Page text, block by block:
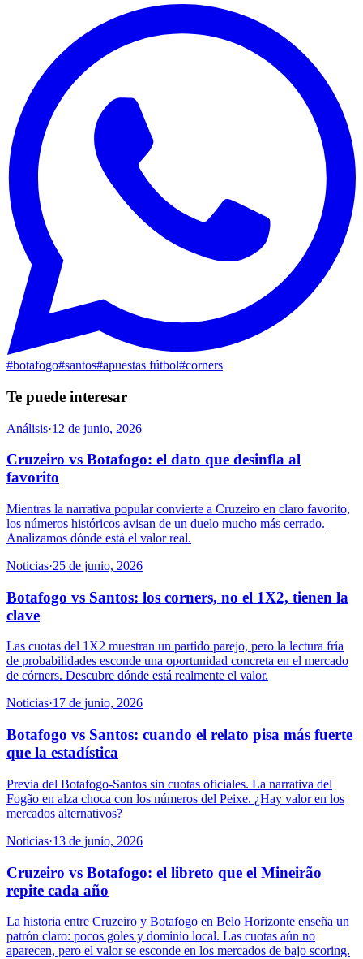
#botafogo#santos#apuestas fútbol#corners
Te puede interesar
Análisis·12 de junio, 2026
Cruzeiro vs Botafogo: el dato que desinfla al
favorito
Mientras la narrativa popular convierte a Cruzeiro en claro favorito,
los números históricos avisan de un duelo mucho más cerrado.
Analizamos dónde está el valor real.
Noticias·25 de junio, 2026
Botafogo vs Santos: los corners, no el 1X2, tienen la
clave
Las cuotas del 1X2 muestran un partido parejo, pero la lectura fría
de probabilidades esconde una oportunidad concreta en el mercado
de córners. Descubre dónde está realmente el valor.
Noticias·17 de junio, 2026
Botafogo vs Santos: cuando el relato pisa más fuerte
que la estadística
Previa del Botafogo-Santos sin cuotas oficiales. La narrativa del
Fogão en alza choca con los números del Peixe. ¿Hay valor en los
mercados alternativos?
Noticias·13 de junio, 2026
Cruzeiro vs Botafogo: el libreto que el Mineirão
repite cada año
La historia entre Cruzeiro y Botafogo en Belo Horizonte enseña un
patrón claro: pocos goles y dominio local. Las cuotas aún no
aparecen, pero el valor se esconde en los mercados de bajo scoring.